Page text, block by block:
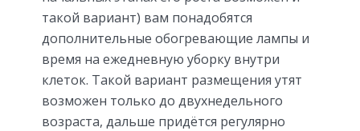
такой вариант) вам понадобятся
дополнительные обогревающие лампы и
время на ежедневную уборку внутри
клеток. Такой вариант размещения утят
возможен только до двухнедельного
возраста, дальше придётся регулярно